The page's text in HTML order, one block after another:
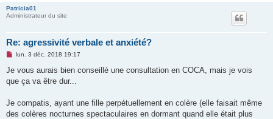
Patricia01
Administrateur du site
Re: agressivité verbale et anxiété?
M
s
a
n
o
lun. 3 déc. 2018 19:17
Je vous aurais bien conseillé une consultation en COCA, mais je vois
que ça va être dur...
Je compatis, ayant une fille perpétuellement en colère (elle faisait même
des colères nocturnes spectaculaires en dormant quand elle était plus